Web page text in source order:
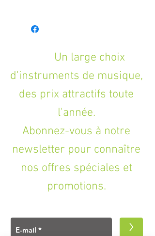
Corps : Peuplier
Largeur au sillet : 41 mm
Manche : Érable
Micro chevalet : G&L MFD
Nbre de cordes : 22
Nbre micros : 2
Radius : 241 mm
Réglages : Système PTB, 1 x Volume
Sélecteur : 3-positions
Table : Peuplier
Touche : Palissandre
Vibrato : 2-points Fulcrum
Un large choix
d'instruments de musique,
des prix attractifs toute
l'année.
Abonnez-vous à notre
newsletter pour connaître
nos offres spéciales et
promotions.
>